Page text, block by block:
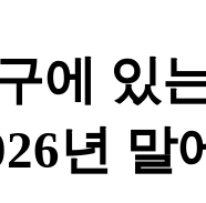
에 있
년